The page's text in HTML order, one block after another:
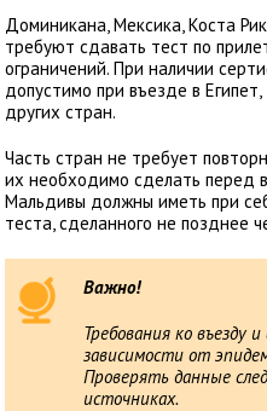
Доминикана, Мексика, Коста
требуют сдавать тест по
ограничений. При наличии
допустимо при въезде в
других стран.
Часть стран не требует
их необходимо сделать перед
Мальдивы должны иметь при
теста, сделанного не позднее
Важно!
Требования ко въезду
зависимости от
Проверять данные
источниках.